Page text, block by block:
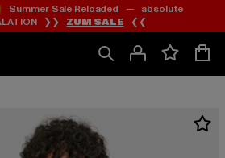
Zum
Inhalt
springen
Zum
Fußzeile
springen
Sale Reloaded — absolute
❯❯ ZUM SALE ❮❮